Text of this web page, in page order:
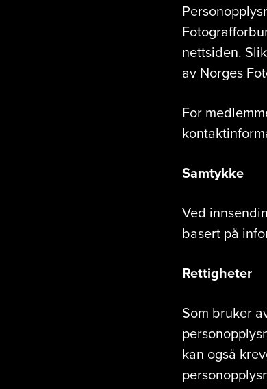
nettsiden.
av Norges
For
Samtykke
Ved
basert på
Rettigheter
Som bruker
kan også